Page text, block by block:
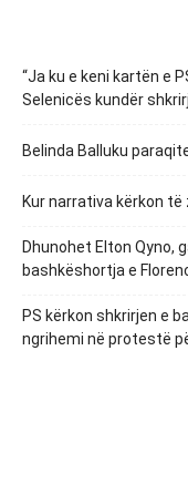
“Ja ku e keni kartën e
Selenicës kundër
Belinda Balluku
Kur narrativa kërkon
Dhunohet Elton Qyno,
bashkëshortja e
PS kërkon shkrirjen e
ngrihemi në protestë